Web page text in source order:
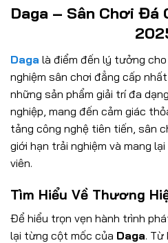
Daga – Sân Chơi Đá
Daga là điểm đến lý tưởng
nghiệm sân chơi đẳng cấp
những sản phẩm giải trí đa
nghiệp, mang đến cảm giác
tảng công nghệ tiên tiến, sân
giới hạn trải nghiệm và mang
viên.
Tìm Hiểu Về Thương
Để hiểu trọn vẹn hành trình
lại từng cột mốc của Daga. Từ